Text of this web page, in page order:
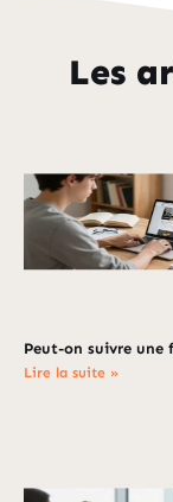
Les
Peut-on suivre
Lire la suite »